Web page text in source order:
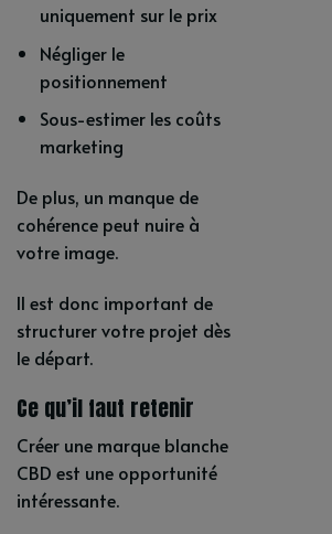
uniquement sur le prix
Négliger le
positionnement
Sous-estimer les coûts
marketing
De plus, un manque de
cohérence peut nuire à
votre image.
Il est donc important de
structurer votre projet dès
le départ.
Ce qu’il faut retenir
Créer une marque blanche
CBD est une opportunité
intéressante.